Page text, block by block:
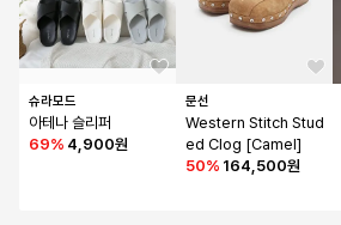
슈라모드
아테나 슬리퍼
69% 4,900원
문선
Western Stitch Stud
ed Clog [Camel]
50% 164,500원